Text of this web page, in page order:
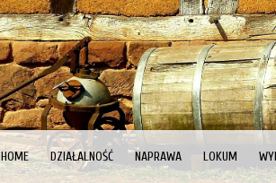
HOME DZIAŁALNOŚĆ NAPRAWA LOKUM